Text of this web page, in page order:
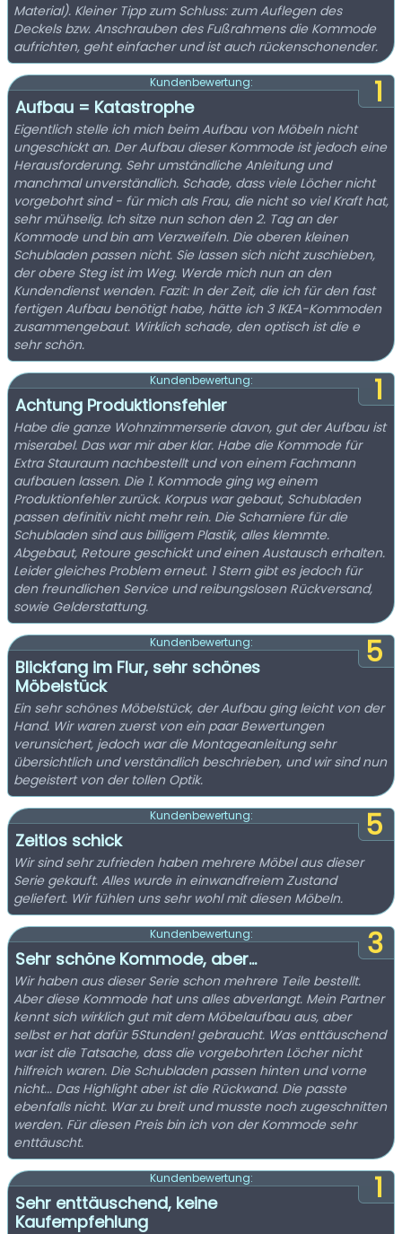
Material). Kleiner Tipp zum Schluss: zum Auflegen des
Deckels bzw. Anschrauben des Fußrahmens die Kommode
aufrichten, geht einfacher und ist auch rückenschonender.
1
Kundenbewertung:
Aufbau = Katastrophe
Eigentlich stelle ich mich beim Aufbau von Möbeln nicht
ungeschickt an. Der Aufbau dieser Kommode ist jedoch eine
Herausforderung. Sehr umständliche Anleitung und
manchmal unverständlich. Schade, dass viele Löcher nicht
vorgebohrt sind - für mich als Frau, die nicht so viel Kraft hat,
sehr mühselig. Ich sitze nun schon den 2. Tag an der
Kommode und bin am Verzweifeln. Die oberen kleinen
Schubladen passen nicht. Sie lassen sich nicht zuschieben,
der obere Steg ist im Weg. Werde mich nun an den
Kundendienst wenden. Fazit: In der Zeit, die ich für den fast
fertigen Aufbau benötigt habe, hätte ich 3 IKEA-Kommoden
zusammengebaut. Wirklich schade, den optisch ist die e
sehr schön.
1
Kundenbewertung:
Achtung Produktionsfehler
Habe die ganze Wohnzimmerserie davon, gut der Aufbau ist
miserabel. Das war mir aber klar. Habe die Kommode für
Extra Stauraum nachbestellt und von einem Fachmann
aufbauen lassen. Die 1. Kommode ging wg einem
Produktionfehler zurück. Korpus war gebaut, Schubladen
passen definitiv nicht mehr rein. Die Scharniere für die
Schubladen sind aus billigem Plastik, alles klemmte.
Abgebaut, Retoure geschickt und einen Austausch erhalten.
Leider gleiches Problem erneut. 1 Stern gibt es jedoch für
den freundlichen Service und reibungslosen Rückversand,
sowie Gelderstattung.
5
Kundenbewertung:
Blickfang im Flur, sehr schönes
Möbelstück
Ein sehr schönes Möbelstück, der Aufbau ging leicht von der
Hand. Wir waren zuerst von ein paar Bewertungen
verunsichert, jedoch war die Montageanleitung sehr
übersichtlich und verständlich beschrieben, und wir sind nun
begeistert von der tollen Optik.
5
Kundenbewertung:
Zeitlos schick
Wir sind sehr zufrieden haben mehrere Möbel aus dieser
Serie gekauft. Alles wurde in einwandfreiem Zustand
geliefert. Wir fühlen uns sehr wohl mit diesen Möbeln.
3
Kundenbewertung:
Sehr schöne Kommode, aber...
Wir haben aus dieser Serie schon mehrere Teile bestellt.
Aber diese Kommode hat uns alles abverlangt. Mein Partner
kennt sich wirklich gut mit dem Möbelaufbau aus, aber
selbst er hat dafür 5Stunden! gebraucht. Was enttäuschend
war ist die Tatsache, dass die vorgebohrten Löcher nicht
hilfreich waren. Die Schubladen passen hinten und vorne
nicht... Das Highlight aber ist die Rückwand. Die passte
ebenfalls nicht. War zu breit und musste noch zugeschnitten
werden. Für diesen Preis bin ich von der Kommode sehr
enttäuscht.
1
Kundenbewertung:
Sehr enttäuschend, keine
Kaufempfehlung